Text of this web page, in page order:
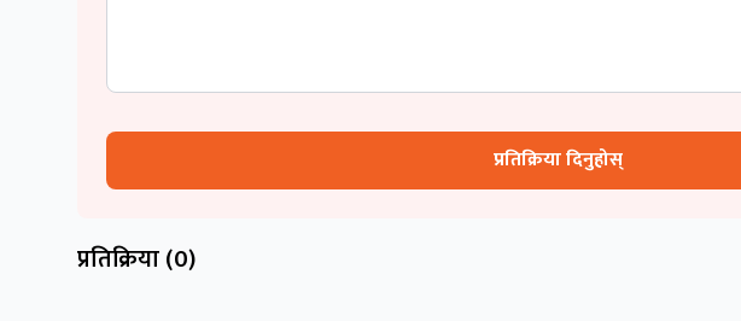
प्रतिक्रिया दिनुहोस्
प्रतिक्रिया (0)